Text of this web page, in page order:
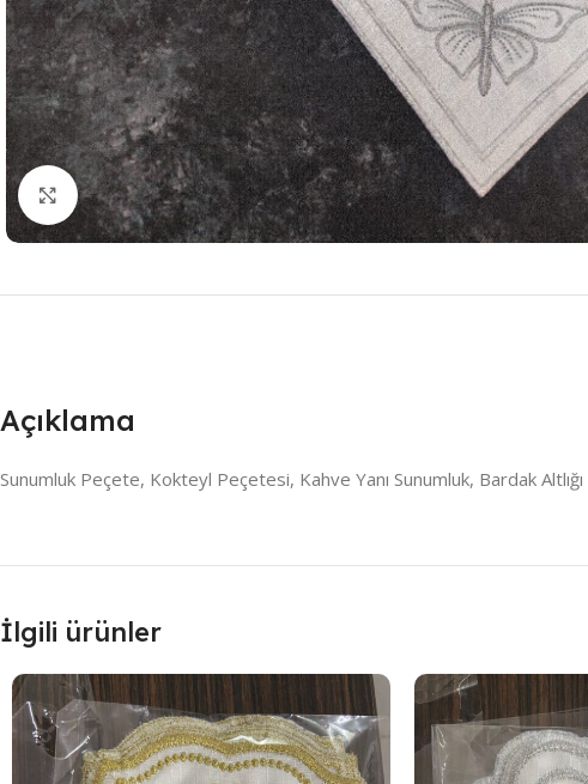
Resmi Büyüt
Açıklama
Sunumluk Peçete, Kokteyl Peçetesi, Kahve Yanı Sunumluk, Bardak
İlgili ürünler